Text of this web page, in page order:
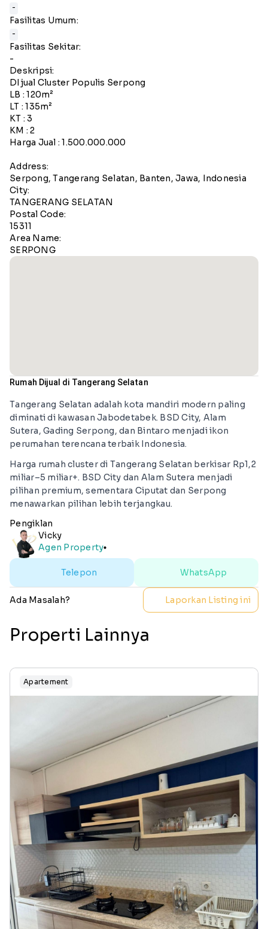
-
Fasilitas Umum:
-
Fasilitas Sekitar:
-
Deskripsi:
DIjual Cluster Populis Serpong
LB : 120m²
LT : 135m²
KT : 3
KM : 2
Harga Jual : 1.500.000.000
Address:
Serpong, Tangerang Selatan, Banten, Jawa, Indonesia
City:
TANGERANG SELATAN
Postal Code:
15311
Area Name:
SERPONG
Rumah Dijual di Tangerang Selatan
Tangerang Selatan adalah kota mandiri modern paling
diminati di kawasan Jabodetabek. BSD City, Alam
Sutera, Gading Serpong, dan Bintaro menjadi ikon
perumahan terencana terbaik Indonesia.
Harga rumah cluster di Tangerang Selatan berkisar Rp1,2
miliar–5 miliar+. BSD City dan Alam Sutera menjadi
pilihan premium, sementara Ciputat dan Serpong
menawarkan pilihan lebih terjangkau.
Pengiklan
Vicky
Agen Propertylens
Telepon WhatsApp
Ada Masalah? Laporkan Listing ini
Properti Lainnya
Apartement